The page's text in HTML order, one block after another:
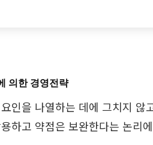
의한 경영전략
인을 나열하는 데에 그치지
하고 약점은 보완한다는 논리